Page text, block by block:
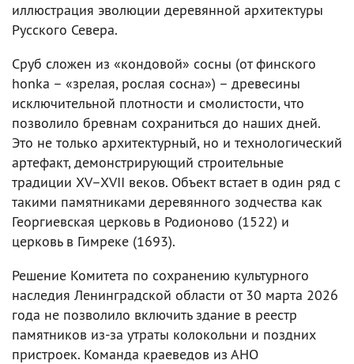
иллюстрация эволюции деревянной архитектуры
Русского Севера.
Сруб сложен из «кондовой» сосны (от финского
honka – «зрелая, рослая сосна») – древесины
исключительной плотности и смолистости, что
позволило бревнам сохраниться до наших дней.
Это не только архитектурный, но и технологический
артефакт, демонстрирующий строительные
традиции XV–XVII веков. Объект встает в один ряд с
такими памятниками деревянного зодчества как
Георгиевская церковь в Родионово (1522) и
церковь в Гимреке (1693).
Решение Комитета по сохранению культурного
наследия Ленинградской области от 30 марта 2026
года не позволило включить здание в реестр
памятников из-за утраты колокольни и поздних
пристроек. Команда краеведов из АНО